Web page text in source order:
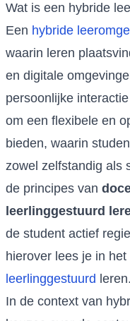
Wat is een hybride
Een hybride
waarin leren
en digitale
persoonlijke
om een flexibele en
bieden, waarin
zowel zelfstandig als
de principes van
leerlinggestuurd
de student actief
hierover lees je in het
leerlinggestuurd leren.
In de context van